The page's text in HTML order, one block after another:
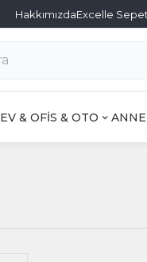
HakkımızdaExcelle
EV & OFİS & OTO